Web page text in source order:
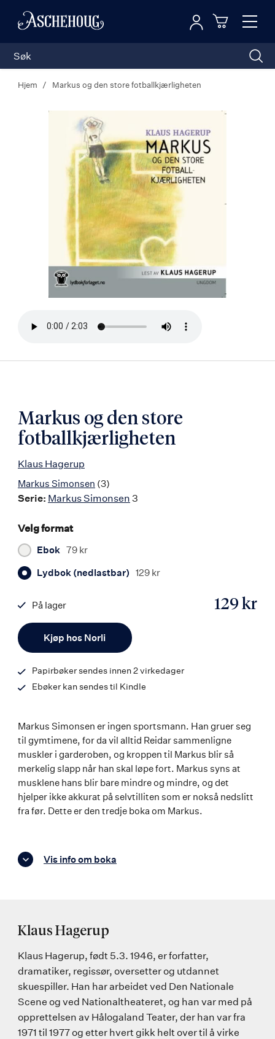
Toggle
Logg inn
Hjem Markus og den store fotballkjærligheten
Markus og den store
fotballkjærligheten
Klaus Hagerup
Markus Simonsen (3)
Serie: Markus Simonsen 3
Velg format
Ebok 79 kr
Lydbok (nedlastbar) 129 kr
Kjøp hos Norli
129 kr
På lager
9788242126085
Papirbøker sendes innen 2 virkedager
Ebøker kan sendes til Kindle
Markus Simonsen er ingen sportsmann. Han gruer seg
til gymtimene, for da vil alltid Reidar sammenligne
muskler i garderoben, og kroppen til Markus blir så
merkelig slapp når han skal løpe fort. Markus syns at
musklene hans blir bare mindre og mindre, og det
hjelper ikke akkurat på selvtilliten som er nokså nedslitt
fra før. Dette er den tredje boka om Markus.
Vis info om boka
Klaus Hagerup
Klaus Hagerup, født 5.3. 1946, er forfatter,
dramatiker, regissør, oversetter og utdannet
skuespiller. Han har arbeidet ved Den Nationale
Scene og ved Nationaltheateret, og han var med på
opprettelsen av Hålogaland Teater, der han var fra
1971 til 1977 og etter hvert gikk helt over til å virke